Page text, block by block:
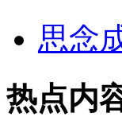
思念
热点内